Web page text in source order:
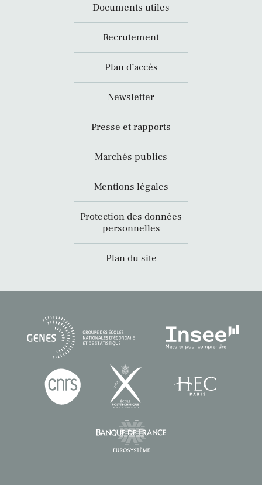
Documents utiles
Recrutement
Plan d’accès
Newsletter
Presse et rapports
Marchés publics
Mentions légales
Protection des données
personnelles
Plan du site